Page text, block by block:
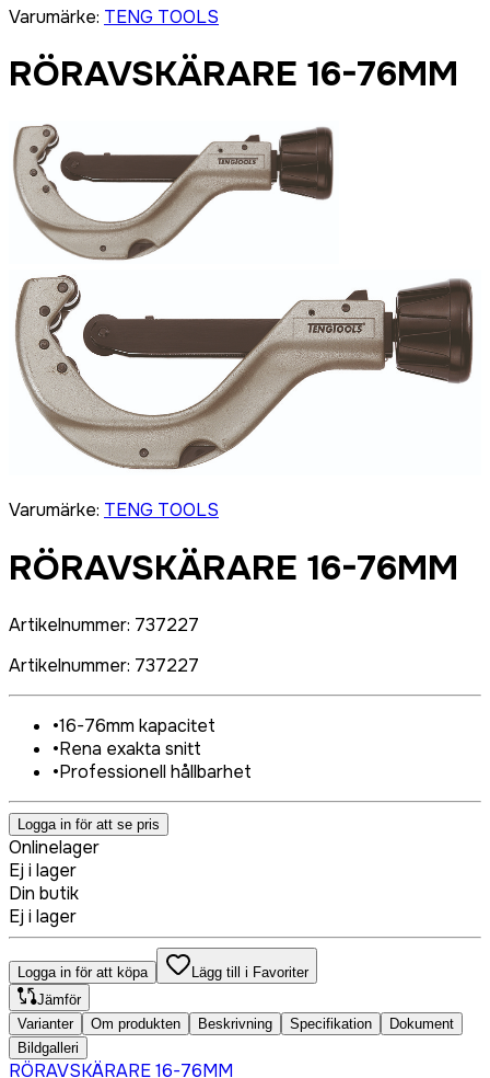
Varumärke: TENG TOOLS
RÖRAVSKÄRARE 16-76MM
Varumärke: TENG TOOLS
RÖRAVSKÄRARE 16-76MM
Artikelnummer: 737227
Artikelnummer: 737227
•16-76mm kapacitet
•Rena exakta snitt
•Professionell hållbarhet
Logga in för att se pris
Onlinelager
Ej i lager
Din butik
Ej i lager
Logga in för att köpa
Lägg till i Favoriter
Jämför
Varianter
Om produkten Beskrivning Specifikation
Dokument
Bildgalleri
RÖRAVSKÄRARE 16-76MM